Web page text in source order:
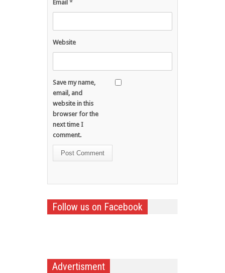
Email *
Website
Save my name,
email, and
website in this
browser for the
next time I
comment.
Follow us on Facebook
Advertisment